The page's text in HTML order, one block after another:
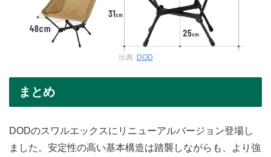
出典: DOD
まとめ
DODのスワルエックスにリニューアルバージョン登場し
ました。安定性の高い基本構造は踏襲しながらも、より強